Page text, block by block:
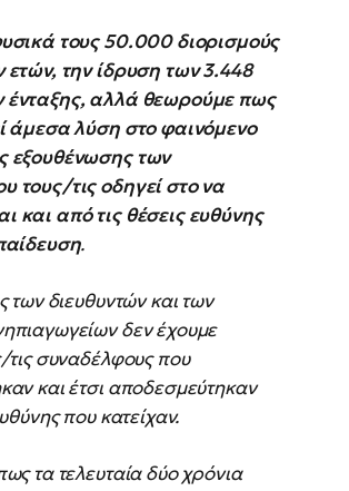
τους 50.000 διορισμούς
ετών, την ίδρυση των 3.448
ένταξης, αλλά θεωρούμε πως
άμεσα λύση στο φαινόμενο
εξουθένωσης των
τους/τις οδηγεί στο να
και από τις θέσεις ευθύνης
.
των διευθυντών και των
δεν έχουμε
τις συναδέλφους που
και έτσι αποδεσμεύτηκαν
που κατείχαν.
τα τελευταία δύο χρόνια